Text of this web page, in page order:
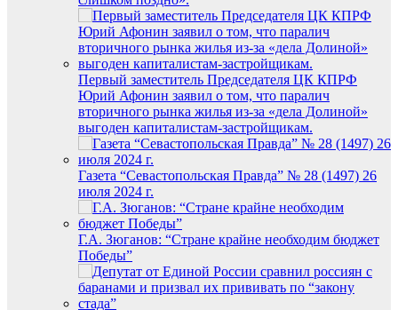
Первый заместитель Председателя ЦК КПРФ
Юрий Афонин заявил о том, что паралич
вторичного рынка жилья из-за «дела Долиной»
выгоден капиталистам-застройщикам.
Газета “Севастопольская Правда” № 28 (1497) 26
июля 2024 г.
Г.А. Зюганов: “Стране крайне необходим бюджет
Победы”